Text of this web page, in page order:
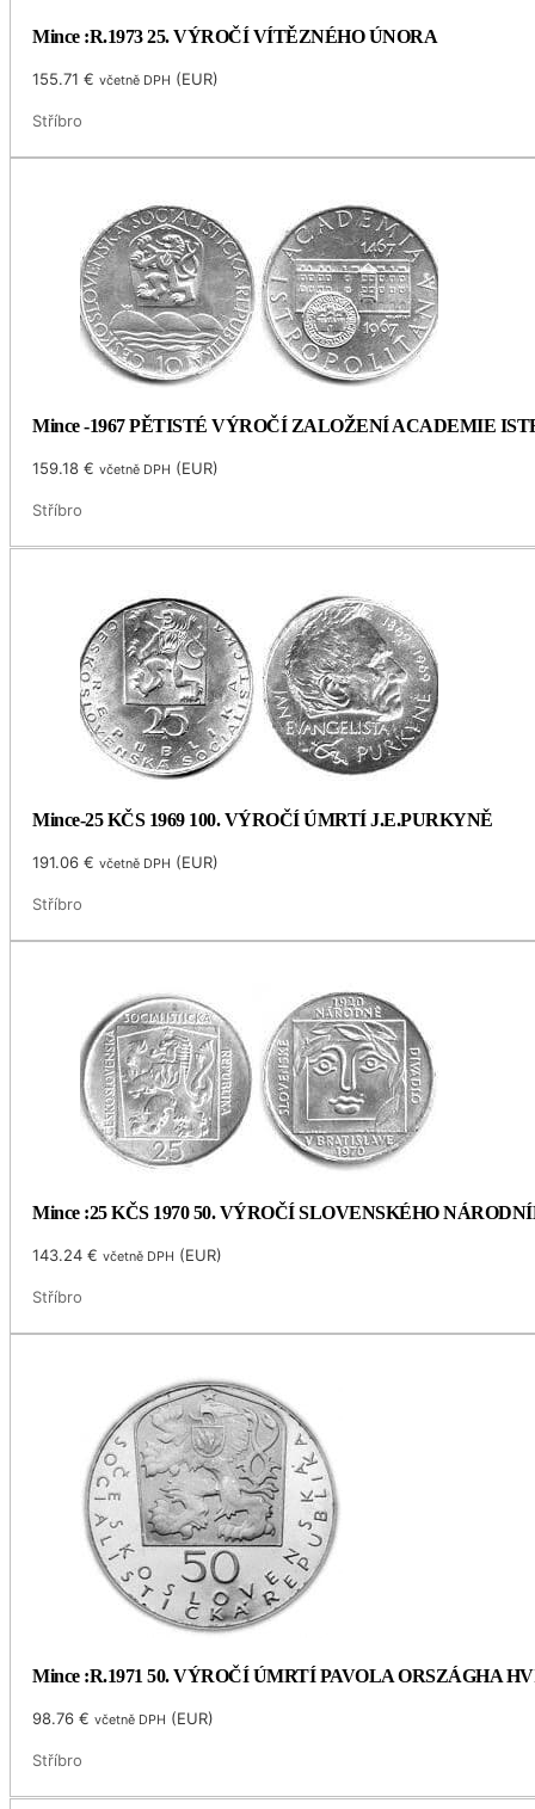
Mince :R.1973 25. VÝROČÍ VÍTĚZNÉHO ÚNORA
155.71€ včetně DPH (EUR)
Stříbro
Mince -1967 PĚTISTÉ VÝROČÍ ZALOŽENÍ ACADEMIE
159.18€ včetně DPH (EUR)
Stříbro
Mince-25 KČS 1969 100. VÝROČÍ ÚMRTÍ J.E.PURKYNĚ
191.06€ včetně DPH (EUR)
Stříbro
Mince :25 KČS 1970 50. VÝROČÍ SLOVENSKÉHO
143.24€ včetně DPH (EUR)
Stříbro
Mince :R.1971 50. VÝROČÍ ÚMRTÍ PAVOLA ORSZÁGHA
98.76€ včetně DPH (EUR)
Stříbro